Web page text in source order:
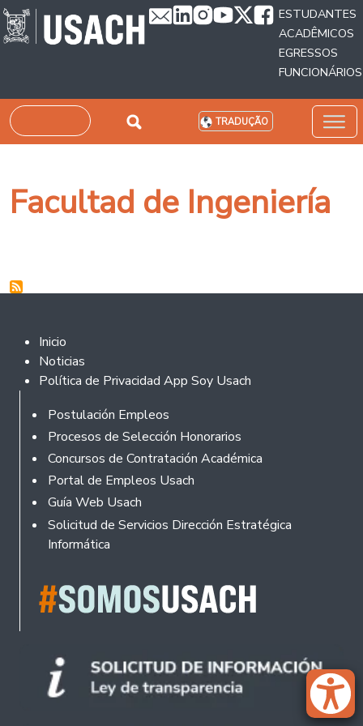
Passar para o conteúdo principal
ESTUDANTES
ACADÊMICOS
EGRESSOS
FUNCIONÁRIOS
Pesquisar TRADUÇÃO
Facultad de Ingeniería
Footer 2
Inicio
Noticias
Política de Privacidad App Soy Usach
Rodapé
Postulación Empleos
Procesos de Selección Honorarios
Concursos de Contratación Académica
Portal de Empleos Usach
Guía Web Usach
Solicitud de Servicios Dirección Estratégica
Informática